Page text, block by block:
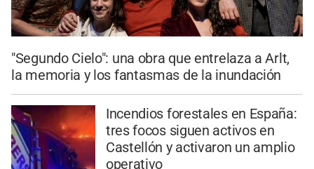
"Segundo Cielo": una obra que entrelaza a Arlt,
la memoria y los fantasmas de la inundación
Incendios forestales en España:
tres focos siguen activos en
Castellón y activaron un amplio
operativo